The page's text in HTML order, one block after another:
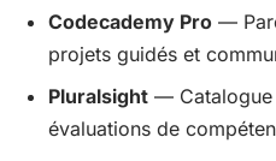
Codecademy Pro —
projets guidés et
Pluralsight — Catalogue
évaluations de